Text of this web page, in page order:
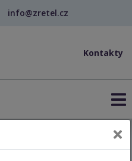
info@zretel.cz
Kontakty